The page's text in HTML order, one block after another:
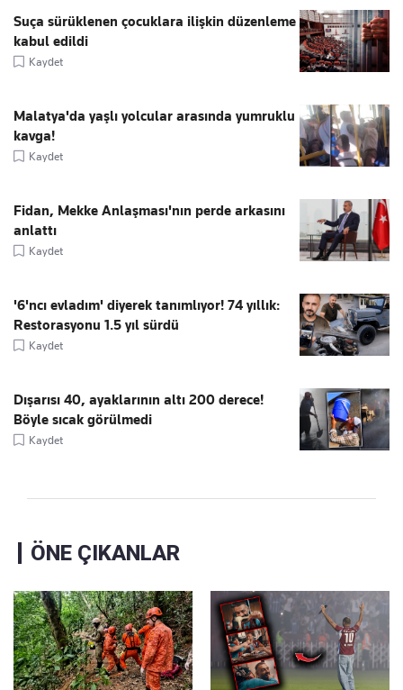
Suça sürüklenen çocuklara ilişkin düzenleme
kabul edildi
Kaydet
Malatya'da yaşlı yolcular arasında yumruklu
kavga!
Kaydet
Fidan, Mekke Anlaşması'nın perde arkasını
anlattı
Kaydet
'6'ncı evladım' diyerek tanımlıyor! 74 yıllık:
Restorasyonu 1.5 yıl sürdü
Kaydet
Dışarısı 40, ayaklarının altı 200 derece!
Böyle sıcak görülmedi
Kaydet
ÖNE ÇIKANLAR